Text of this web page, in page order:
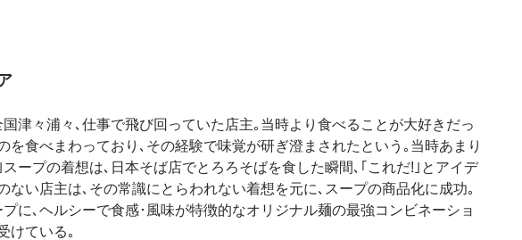
津々浦々､仕事で飛び回っていた店主｡当時より食べることが大好きだっ
を食べまわっており､その経験で味覚が研ぎ澄まされたという｡当時あまり
ープの着想は､日本そば店でとろろそばを食した瞬間､｢これだ!｣とアイデ
ない店主は､その常識にとらわれない着想を元に､スープの商品化に成功｡
に､ヘルシーで食感･風味が特徴的なオリジナル麺の最強コンビネーショ
けている｡